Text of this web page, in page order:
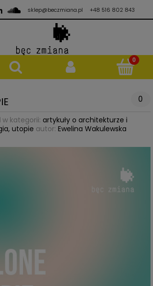
sklep@beczmiana.pl +48 516 802 843
0
w kategorii: artykuły o architekturze i
, utopie autor: Ewelina Wakulewska